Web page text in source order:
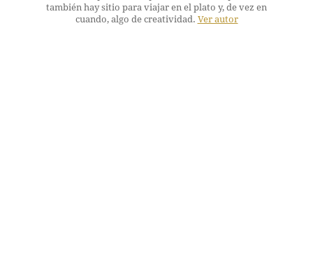
también hay sitio para viajar en el plato y, de vez en
cuando, algo de creatividad. Ver autor